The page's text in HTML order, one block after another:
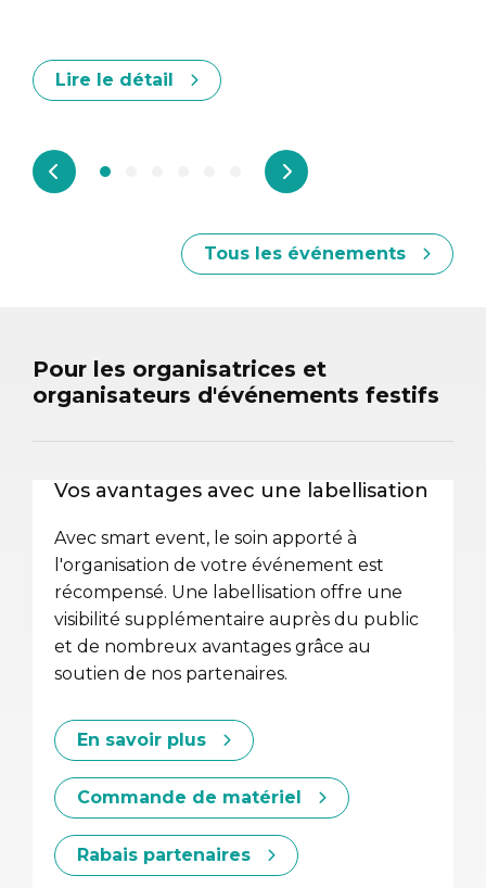
Lire le détail
Tous les événements
Pour les organisatrices et
organisateurs d'événements festifs
Vos avantages avec une labellisation
Avec smart event, le soin apporté à
l'organisation de votre événement est
récompensé. Une labellisation offre une
visibilité supplémentaire auprès du public
et de nombreux avantages grâce au
soutien de nos partenaires.
En savoir plus
Commande de matériel
Rabais partenaires